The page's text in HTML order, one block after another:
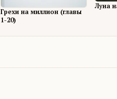
Грехи на миллион (главы
1-20)
Луна